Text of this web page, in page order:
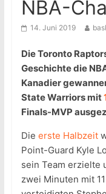
NBA-
14. Juni 2019
Die Toronto
Geschichte die
Kanadier
State Warriors mit
Finals-MVP
Die erste Halbzeit
Point-Guard Kyle
sein Team erzielte
zwei Minuten mit